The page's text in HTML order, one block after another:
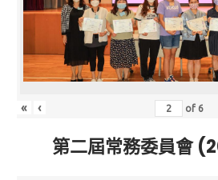
« ‹ of 6
第二屆常務委員會